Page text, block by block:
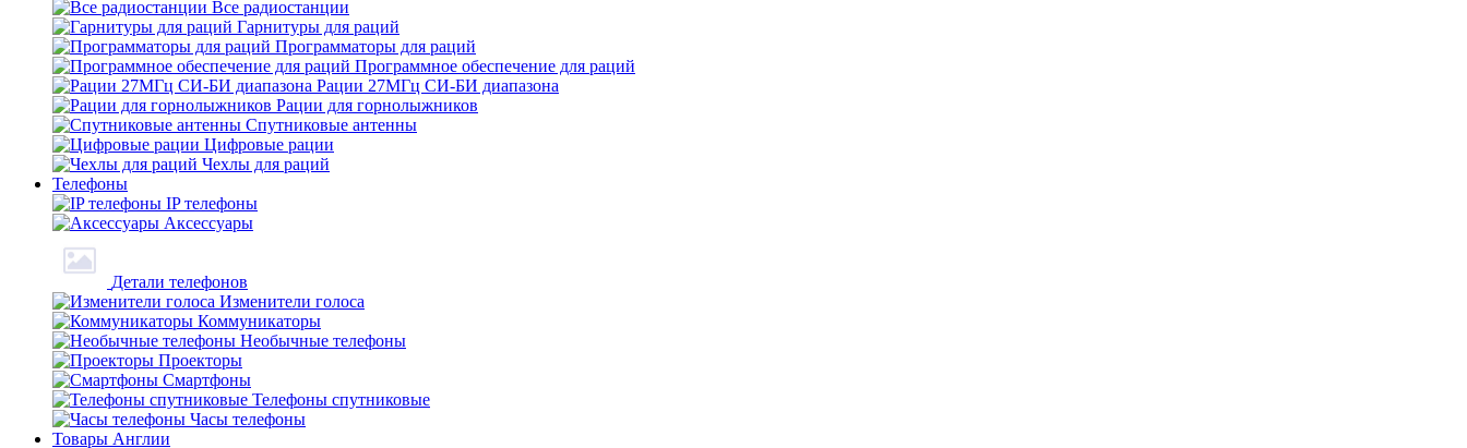
Все радиостанции
Гарнитуры для раций
Программаторы для раций
Программное обеспечение для раций
Рации 27МГц СИ-БИ диапазона
Рации для горнолыжников
Спутниковые антенны
Цифровые рации
Чехлы для раций
Телефоны
IP телефоны
Аксессуары
Детали телефонов
Изменители голоса
Коммуникаторы
Необычные телефоны
Проекторы
Смартфоны
Телефоны спутниковые
Часы телефоны
Товары Англии